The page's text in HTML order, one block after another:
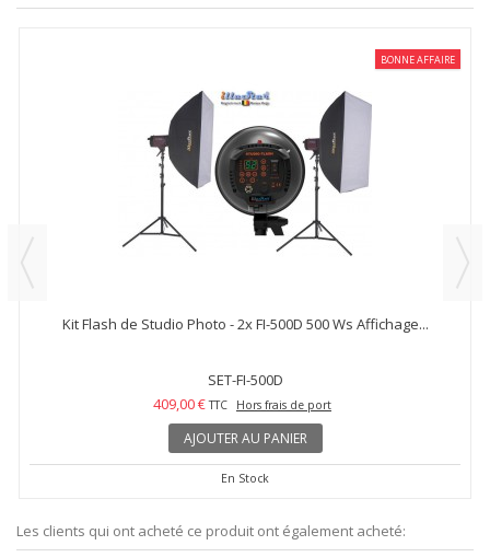
BONNE AFFAIRE
Kit Flash de Studio Photo - 2x FI-500D 500 Ws Affichage...
SET-FI-500D
409,00 € TTC Hors frais de port
AJOUTER AU PANIER
En Stock
Les clients qui ont acheté ce produit ont également acheté: